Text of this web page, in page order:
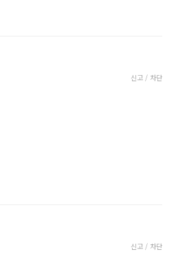
신고 / 차단
신고 / 차단